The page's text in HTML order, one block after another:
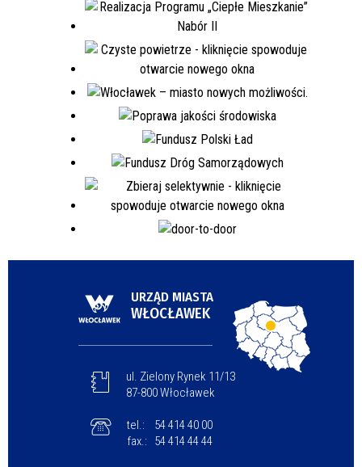
URZĄD MIASTA
WŁOCŁAWEK
ul. Zielony Rynek 11/13
87-800 Włocławek
tel.:
54 414 40 00
fax.:
54 414 44 44